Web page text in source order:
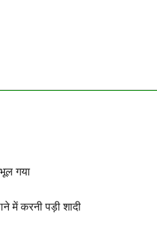
गया
में करनी पड़ी शादी